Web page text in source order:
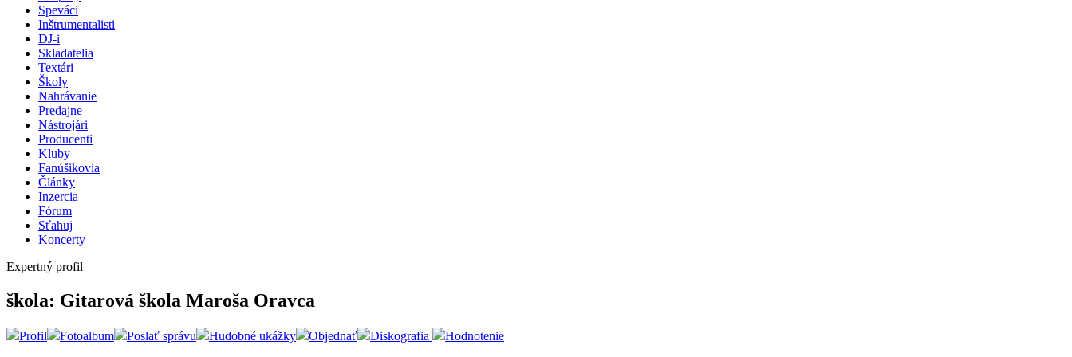
Speváci
Inštrumentalisti
DJ-i
Skladatelia
Textári
Školy
Nahrávanie
Predajne
Nástrojári
Producenti
Kluby
Fanúšikovia
Články
Inzercia
Fórum
Sťahuj
Koncerty
Expertný profil
škola: Gitarová škola Maroša Oravca
Profil Fotoalbum Poslať správu Hudobné ukážky Objednať Diskografia Hodnotenie